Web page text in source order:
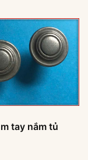
tay nắm tủ